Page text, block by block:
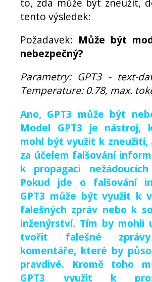
to, zda může být zneužit,
tento výsledek:
Požadavek: Může být
nebezpečný?
Parametry: GPT3 - text-
Temperature: 0.78, max.
Ano, GPT3 může být
Model GPT3 je nástroj,
mohl být využit k zneužití,
za účelem falšování
k propagaci
Pokud jde o falšování
GPT3 může být využit k
falešných zpráv nebo k
inženýrství. Tím by mohli
tvořit falešné
komentáře, které by
pravdivé. Kromě toho
GPT3 využit k